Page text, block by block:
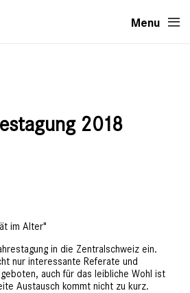
Menu
2018
im Alter"
in die Zentralschweiz ein.
nur interessante Referate und
auch für das leibliche Wohl ist
Austausch kommt nicht zu kurz.